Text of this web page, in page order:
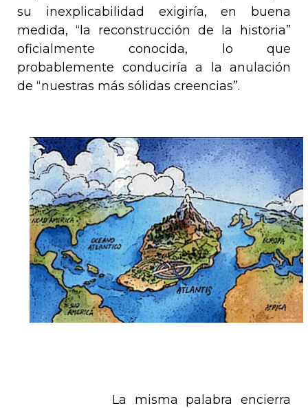
su inexplicabilidad exigiría, en buena
medida, “la reconstrucción de la historia”
oficialmente conocida, lo que
probablemente conduciría a la anulación
de “nuestras más sólidas creencias”.
La misma palabra encierra